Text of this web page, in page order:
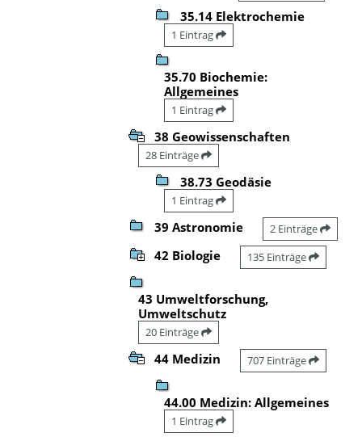
35.14 Elektrochemie
1 Eintrag
35.70 Biochemie:
Allgemeines
1 Eintrag
38 Geowissenschaften
28 Einträge
38.73 Geodäsie
1 Eintrag
39 Astronomie 2 Einträge
42 Biologie 135 Einträge
43 Umweltforschung,
Umweltschutz
20 Einträge
44 Medizin 707 Einträge
44.00 Medizin: Allgemeines
1 Eintrag